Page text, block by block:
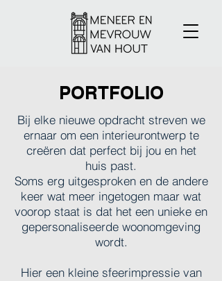
PORTFOLIO
Bij elke nieuwe opdracht streven we
ernaar om een interieurontwerp te
creëren dat perfect bij jou en het
huis past.
Soms erg uitgesproken en de andere
keer wat meer ingetogen maar wat
voorop staat is dat het een unieke en
gepersonaliseerde woonomgeving
wordt.
Hier een kleine sfeerimpressie van